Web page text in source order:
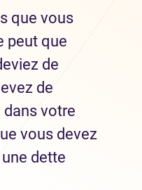
que vous
peut que
de
de
dans votre
vous devez
dette